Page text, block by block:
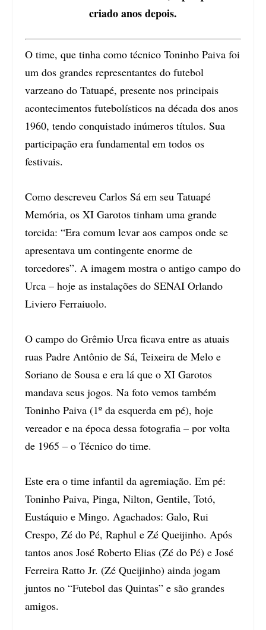
criado anos depois.
O time, que tinha como técnico Toninho Paiva foi
um dos grandes representantes do futebol
varzeano do Tatuapé, presente nos principais
acontecimentos futebolísticos na década dos anos
1960, tendo conquistado inúmeros títulos. Sua
participação era fundamental em todos os
festivais.
Como descreveu Carlos Sá em seu Tatuapé
Memória, os XI Garotos tinham uma grande
torcida: “Era comum levar aos campos onde se
apresentava um contingente enorme de
torcedores”. A imagem mostra o antigo campo do
Urca – hoje as instalações do SENAI Orlando
Liviero Ferraiuolo.
O campo do Grêmio Urca ficava entre as atuais
ruas Padre Antônio de Sá, Teixeira de Melo e
Soriano de Sousa e era lá que o XI Garotos
mandava seus jogos. Na foto vemos também
Toninho Paiva (1º da esquerda em pé), hoje
vereador e na época dessa fotografia – por volta
de 1965 – o Técnico do time.
Este era o time infantil da agremiação. Em pé:
Toninho Paiva, Pinga, Nilton, Gentile, Totó,
Eustáquio e Mingo. Agachados: Galo, Rui
Crespo, Zé do Pé, Raphul e Zé Queijinho. Após
tantos anos José Roberto Elias (Zé do Pé) e José
Ferreira Ratto Jr. (Zé Queijinho) ainda jogam
juntos no “Futebol das Quintas” e são grandes
amigos.